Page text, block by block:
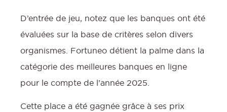
D’entrée de jeu, notez que les banques ont été
évaluées sur la base de critères selon divers
organismes. Fortuneo détient la palme dans la
catégorie des meilleures banques en ligne
pour le compte de l’année 2025.
Cette place a été gagnée grâce à ses prix